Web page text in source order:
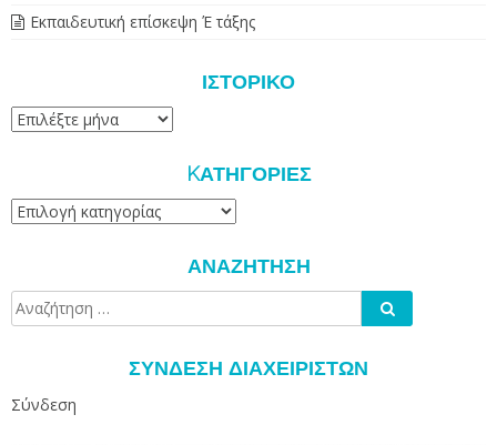
Εκπαιδευτική επίσκεψη Έ τάξης
ΙΣΤΟΡΙΚΌ
Ιστορικό
KΑΤΗΓΟΡΊΕΣ
Kατηγορίες
ΑΝΑΖΉΤΗΣΗ
ΣΎΝΔΕΣΗ ΔΙΑΧΕΙΡΙΣΤΏΝ
Σύνδεση